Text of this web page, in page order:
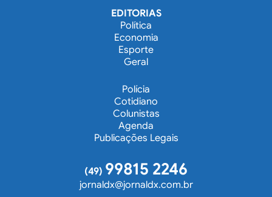
EDITORIAS
Política
Economia
Esporte
Geral
Polícia
Cotidiano
Colunistas
Agenda
Publicações Legais
(49) 99815 2246
jornaldx@jornaldx.com.br